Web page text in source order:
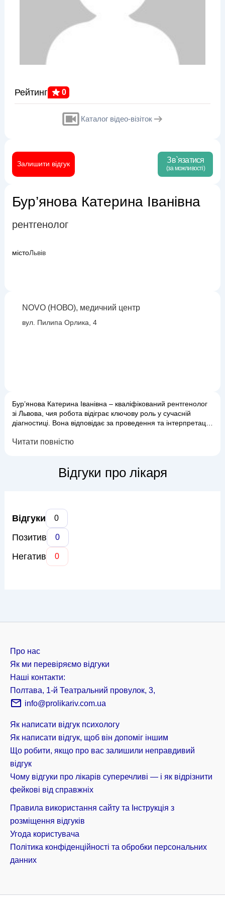
Рейтинг 0
Каталог відео-візіток
Залишити відгук Зв`язатися
(за можливості)
Бур’янова Катерина Іванівна
рентгенолог
містоЛьвів
NOVO (НОВО), медичний центр
вул. Пилипа Орлика, 4
Бур’янова Катерина Іванівна – кваліфікований рентгенолог
зі Львова, чия робота відіграє ключову роль у сучасній
діагностиці. Вона відповідає за проведення та інтерпретацію
спеціальностей цінну інформацію для постановки точних
Читати повністю
Відгуки про лікаря
Відгуки 0
Позитив 0
Негатив 0
Про нас
Як ми перевіряємо відгуки
Наші контакти:
Полтава, 1-й Театральний провулок, 3,
info@prolikariv.com.ua
Як написати відгук психологу
Як написати відгук, щоб він допоміг іншим
Що робити, якщо про вас залишили неправдивий
відгук
Чому відгуки про лікарів суперечливі — і як відрізнити
фейкові від справжніх
Правила використання сайту та Інструкція з
розміщення відгуків
Угода користувача
Політика конфіденційності та обробки персональних
данних